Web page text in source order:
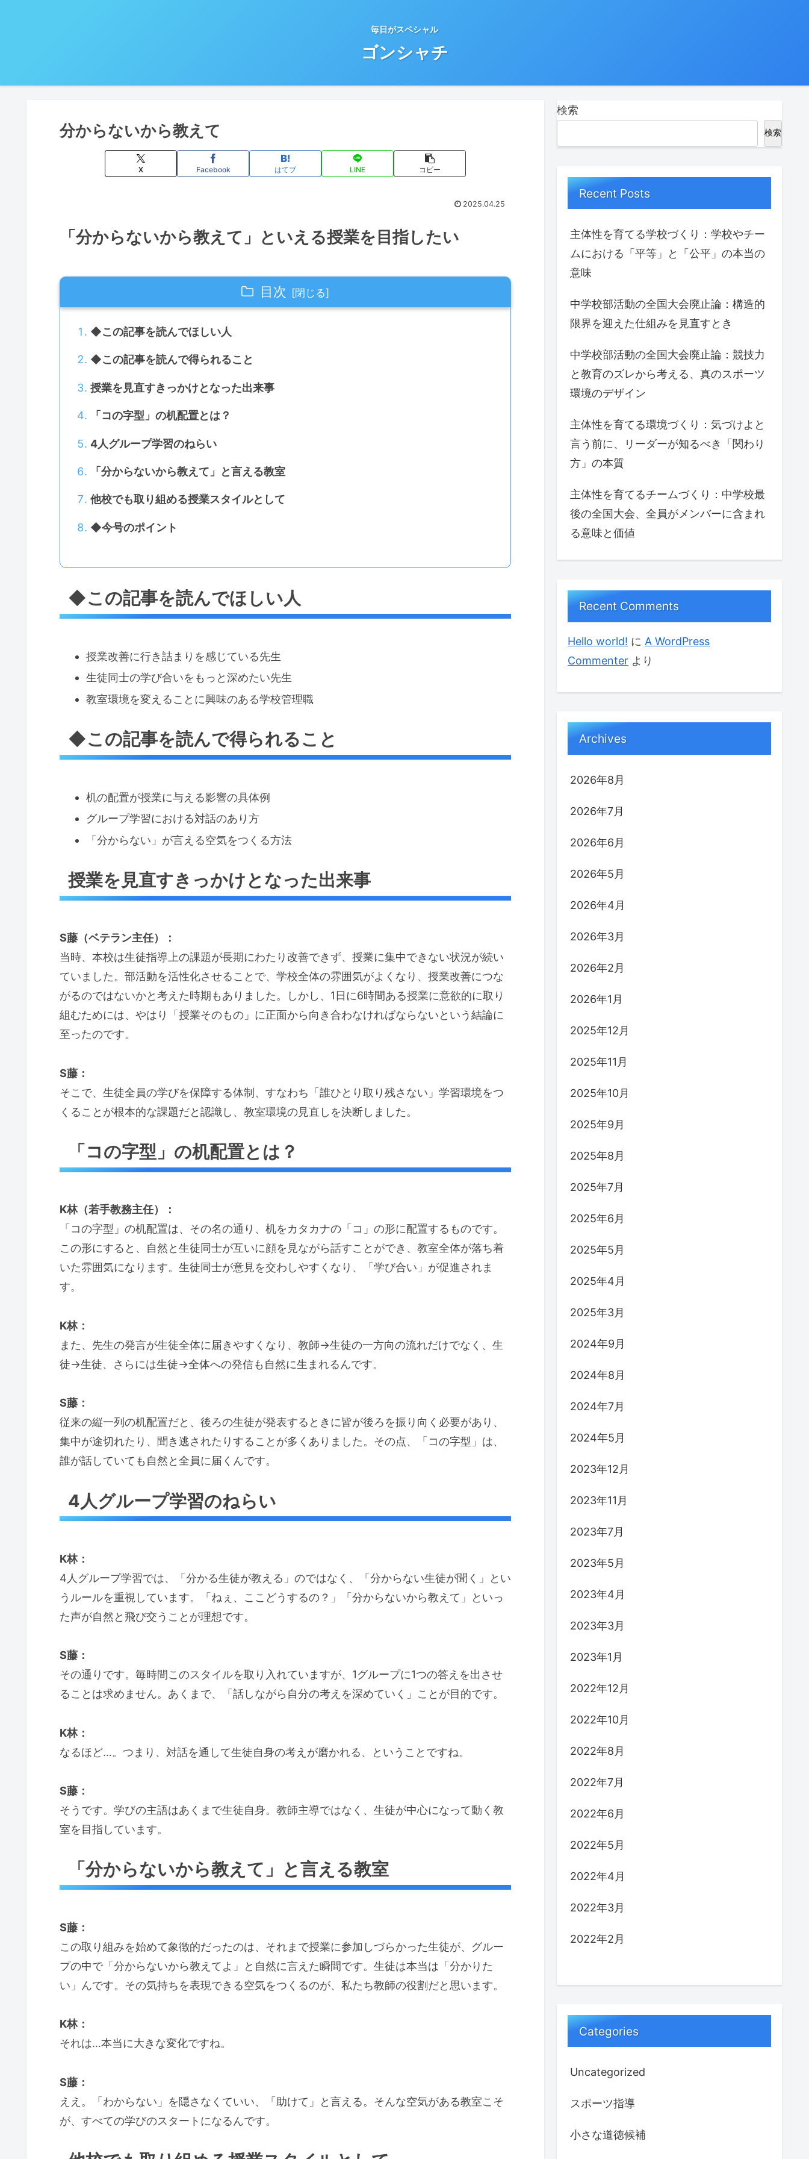
毎日がスペシャル
ゴンシャチ
分からないから教えて
X Facebook はてブ LINE コピー
2025.04.25
「分からないから教えて」といえる授業を目指したい
目次
◆この記事を読んでほしい人
◆この記事を読んで得られること
授業を見直すきっかけとなった出来事
「コの字型」の机配置とは？
4人グループ学習のねらい
「分からないから教えて」と言える教室
他校でも取り組める授業スタイルとして
◆今号のポイント
◆この記事を読んでほしい人
授業改善に行き詰まりを感じている先生
生徒同士の学び合いをもっと深めたい先生
教室環境を変えることに興味のある学校管理職
◆この記事を読んで得られること
机の配置が授業に与える影響の具体例
グループ学習における対話のあり方
「分からない」が言える空気をつくる方法
授業を見直すきっかけとなった出来事
S藤（ベテラン主任）：
当時、本校は生徒指導上の課題が長期にわたり改善できず、授業に集中できない状況が続い
ていました。部活動を活性化させることで、学校全体の雰囲気がよくなり、授業改善につな
がるのではないかと考えた時期もありました。しかし、1日に6時間ある授業に意欲的に取り
組むためには、やはり「授業そのもの」に正面から向き合わなければならないという結論に
至ったのです。
S藤：
そこで、生徒全員の学びを保障する体制、すなわち「誰ひとり取り残さない」学習環境をつ
くることが根本的な課題だと認識し、教室環境の見直しを決断しました。
「コの字型」の机配置とは？
K林（若手教務主任）：
「コの字型」の机配置は、その名の通り、机をカタカナの「コ」の形に配置するものです。
この形にすると、自然と生徒同士が互いに顔を見ながら話すことができ、教室全体が落ち着
いた雰囲気になります。生徒同士が意見を交わしやすくなり、「学び合い」が促進されま
す。
K林：
また、先生の発言が生徒全体に届きやすくなり、教師→生徒の一方向の流れだけでなく、生
徒→生徒、さらには生徒→全体への発信も自然に生まれるんです。
S藤：
従来の縦一列の机配置だと、後ろの生徒が発表するときに皆が後ろを振り向く必要があり、
集中が途切れたり、聞き逃されたりすることが多くありました。その点、「コの字型」は、
誰が話していても自然と全員に届くんです。
4人グループ学習のねらい
K林：
4人グループ学習では、「分かる生徒が教える」のではなく、「分からない生徒が聞く」とい
うルールを重視しています。「ねぇ、ここどうするの？」「分からないから教えて」といっ
た声が自然と飛び交うことが理想です。
S藤：
その通りです。毎時間このスタイルを取り入れていますが、1グループに1つの答えを出させ
ることは求めません。あくまで、「話しながら自分の考えを深めていく」ことが目的です。
K林：
なるほど…。つまり、対話を通して生徒自身の考えが磨かれる、ということですね。
S藤：
そうです。学びの主語はあくまで生徒自身。教師主導ではなく、生徒が中心になって動く教
室を目指しています。
「分からないから教えて」と言える教室
S藤：
この取り組みを始めて象徴的だったのは、それまで授業に参加しづらかった生徒が、グルー
プの中で「分からないから教えてよ」と自然に言えた瞬間です。生徒は本当は「分かりた
い」んです。その気持ちを表現できる空気をつくるのが、私たち教師の役割だと思います。
K林：
それは…本当に大きな変化ですね。
S藤：
ええ。「わからない」を隠さなくていい、「助けて」と言える。そんな空気がある教室こそ
が、すべての学びのスタートになるんです。
検索
検索
Recent Posts
主体性を育てる学校づくり：学校やチー
ムにおける「平等」と「公平」の本当の
意味
中学校部活動の全国大会廃止論：構造的
限界を迎えた仕組みを見直すとき
中学校部活動の全国大会廃止論：競技力
と教育のズレから考える、真のスポーツ
環境のデザイン
主体性を育てる環境づくり：気づけよと
言う前に、リーダーが知るべき「関わり
方」の本質
主体性を育てるチームづくり：中学校最
後の全国大会、全員がメンバーに含まれ
る意味と価値
Recent Comments
Hello world! に A WordPress
Commenter より
Archives
2026年8月
2026年7月
2026年6月
2026年5月
2026年4月
2026年3月
2026年2月
2026年1月
2025年12月
2025年11月
2025年10月
2025年9月
2025年8月
2025年7月
2025年6月
2025年5月
2025年4月
2025年3月
2024年9月
2024年8月
2024年7月
2024年5月
2023年12月
2023年11月
2023年7月
2023年5月
2023年4月
2023年3月
2023年1月
2022年12月
2022年10月
2022年8月
2022年7月
2022年6月
2022年5月
2022年4月
2022年3月
2022年2月
Categories
Uncategorized
スポーツ指導
小さな道徳候補